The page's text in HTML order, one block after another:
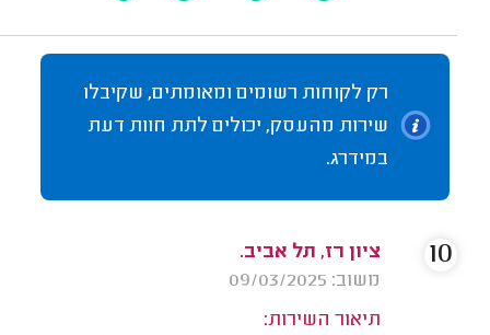
רק לקוחות רשומים ומאומתים, שקיבלו
שירות מהעסק, יכולים לתת חוות דעת
במידרג.
ציון רז, תל אביב.
משוב: 09/03/2025
תיאור השירות:
10